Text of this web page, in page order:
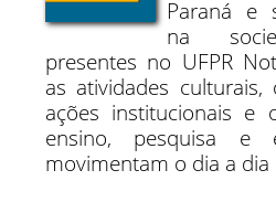
Paraná e
na
presentes no UFPR
as atividades culturais,
ações institucionais e
ensino, pesquisa e
movimentam o dia a dia